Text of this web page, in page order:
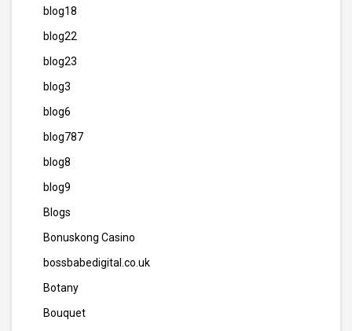
blog18
blog22
blog23
blog3
blog6
blog787
blog8
blog9
Blogs
Bonuskong Casino
bossbabedigital.co.uk
Botany
Bouquet